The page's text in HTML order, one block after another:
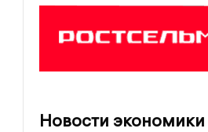
Новости экономики